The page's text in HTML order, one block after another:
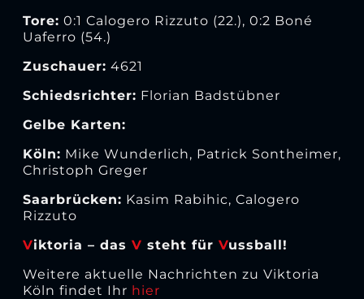
Tore: 0:1 Calogero Rizzuto (22.), 0:2 Boné
Uaferro (54.)
Zuschauer: 4621
Schiedsrichter: Florian Badstübner
Gelbe Karten:
Köln: Mike Wunderlich, Patrick Sontheimer,
Christoph Greger
Saarbrücken: Kasim Rabihic, Calogero
Rizzuto
Viktoria – das V steht für Vussball!
Weitere aktuelle Nachrichten zu Viktoria
Köln findet Ihr hier